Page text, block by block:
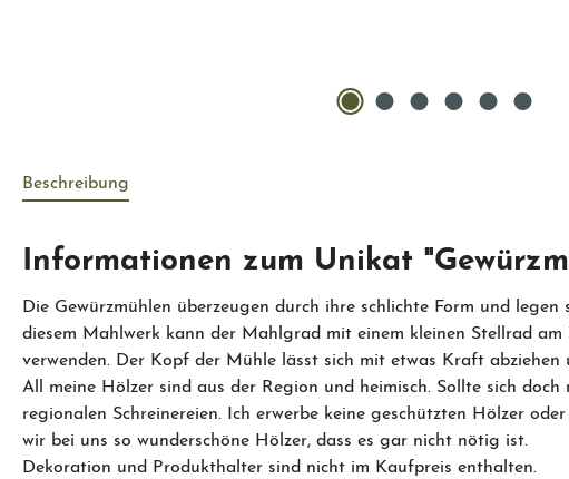
Beschreibung
Informationen zum Unikat
Die Gewürzmühlen überzeugen durch ihre schlichte Form und
diesem Mahlwerk kann der Mahlgrad mit einem kleinen Stellrad
verwenden. Der Kopf der Mühle lässt sich mit etwas Kraft
All meine Hölzer sind aus der Region und heimisch. Sollte sich
regionalen Schreinereien. Ich erwerbe keine geschützten Hölzer
wir bei uns so wunderschöne Hölzer, dass es gar nicht nötig ist.
Dekoration und Produkthalter sind nicht im Kaufpreis enthalten.